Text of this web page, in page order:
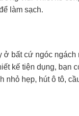
làm sạch.
bất cứ ngóc ngách
kế tiện dụng, bạn
nhỏ hẹp, hút ô tô,